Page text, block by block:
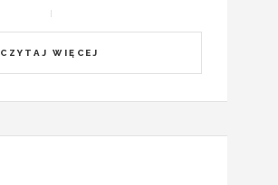
CZYTAJ WIĘCEJ